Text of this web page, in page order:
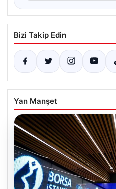
Bizi Takip Edin
Yan Manşet